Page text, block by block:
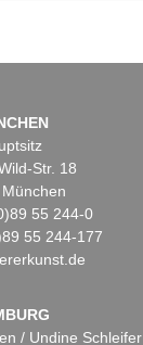
Str. 18
55 244-0
55 244-177
/ Undine Schleifer